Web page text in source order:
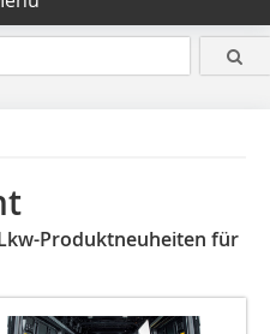
Produktneuheiten für